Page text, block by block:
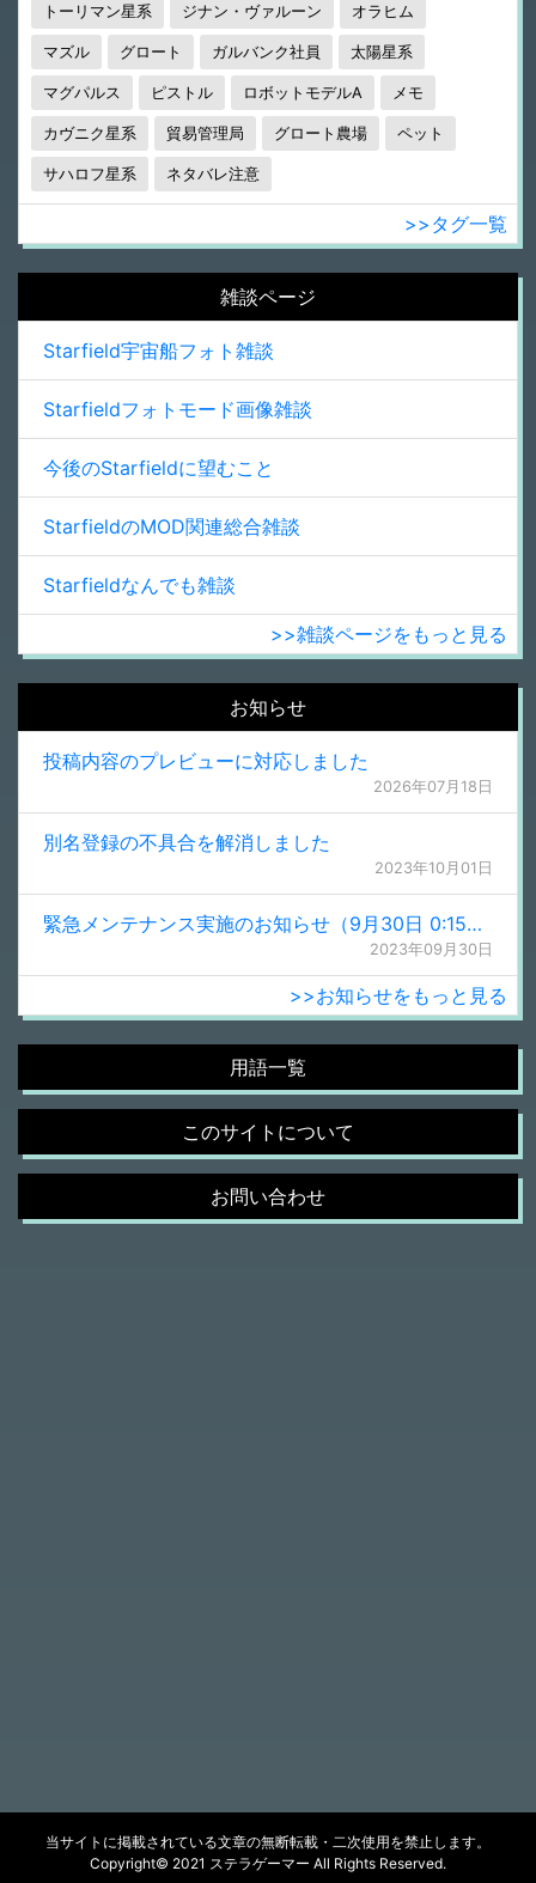
トーリマン星系 ジナン・ヴァルーン オラヒム
マズル グロート ガルバンク社員 太陽星系
マグパルス ピストル ロボットモデルA メモ
カヴニク星系 貿易管理局 グロート農場 ペット
サハロフ星系 ネタバレ注意
>>タグ一覧
雑談ページ
Starfield宇宙船フォト雑談
Starfieldフォトモード画像雑談
今後のStarfieldに望むこと
StarfieldのMOD関連総合雑談
Starfieldなんでも雑談
>>雑談ページをもっと見る
お知らせ
投稿内容のプレビューに対応しました
2026年07月18日
別名登録の不具合を解消しました
2023年10月01日
緊急メンテナンス実施のお知らせ（9月30日 0:15更新）
2023年09月30日
>>お知らせをもっと見る
用語一覧
このサイトについて
お問い合わせ
当サイトに掲載されている文章の無断転載・二次使用を禁止します。
Copyright© 2021 ステラゲーマー All Rights Reserved.